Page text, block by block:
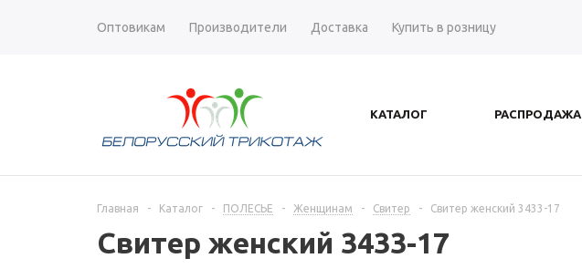
Оптовикам Производители Доставка Купить в розницу
КАТАЛОГ РАСПРОДАЖА
Главная - Каталог - ПОЛЕСЬЕ - Женщинам - Свитер - Свитер женский 3433-17
Свитер женский 3433-17